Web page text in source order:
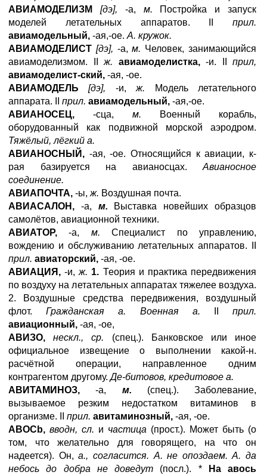
АВИАМОДЕЛИЗМ
[дэ], -а, м. Постройка и запуск
моделей летательных аппаратов. II прил.
авиамодельный, -ая,-ое. А. кружок.
АВИАМОДЕЛИСТ [дэ], -а,м. Человек, занимающийся
авиамоделизмом. II ж. авиамоделистка,-и. II прил,
авиамоделист-ский, -ая, -ое.
АВИАМОДЕЛЬ
[дэ], -и,ж. Модель летательного
аппарата. II прил. авиамодельный, -ая,-ое.
АВИАНОСЕЦ, -сца, м. Военный корабль,
оборудованный как подвижной морской аэродром.
Тяжёлый, лёгкий а.
АВИАНОСНЫЙ, -ая, -ое. Относящийся к авиации, к-
рая базируется на авианосцах. Авианосное
соединение.
АВИАПОЧТА, -ы, ж. Воздушная почта.
АВИАСАЛОН, -а, м. Выставка новейших образцов
самолётов, авиационной техники.
АВИАТОР, -а, м. Специалист по управлению,
вождению и обслуживанию летательных аппаратов. II
прил. авиаторский, -ая, -ое.
АВИАЦИЯ, -и,ж. 1. Теория и практика передвижения
по воздуху на летательных аппаратах тяжелее воздуха.
2. Воздушные средства передвижения, воздушный
флот.Гражданская а. Военная а. IIприл.
авиационный, -ая, -ое,
АВИЗО,
нескл., ср. (спец.). Банковское или иное
официальное извещение о выполнении какой-н.
расчётной операции, направленное одним
контрагентом другому.Де-битовов, кредитовое а.
АВИТАМИНОЗ, -а, м. (спец.). Заболевание,
вызываемое резким недостатком витаминов в
организме. II прил. авитаминозный, -ая, -ое.
ABOCb, вводн, сл. и частица (прост.). Может быть (о
том, что желательно для говорящего, на что он
надеется). Он,а., согласится. А. не опоздаем. А. да
небось до добра не доведут (посл.). *На авось